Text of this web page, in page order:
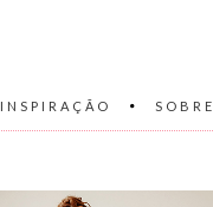
INSPIRAÇÃO SOBRE